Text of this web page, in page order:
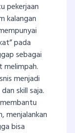
pekerjaan
kalangan
pada
sebagai
melimpah.
menjadi
skill saja.
menjalankan
bisa